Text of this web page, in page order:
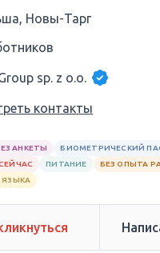
Новы-Тарг
sp. z o.o.
контакты
АНКЕТЫ
БИОМЕТРИЧЕСКИЙ
ПИТАНИЕ БЕЗ ОПЫТА
ЯЗЫКА